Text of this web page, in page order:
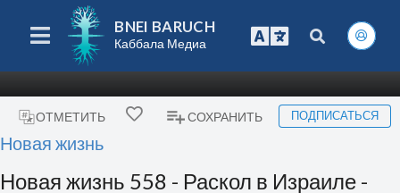
BNEI BARUCH
Каббала Медиа
ОТМЕТИТЬ СОХРАНИТЬ ПОДПИСАТЬСЯ
Новая жизнь
Новая жизнь 558 - Раскол в Израиле -